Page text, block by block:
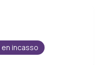
incasso